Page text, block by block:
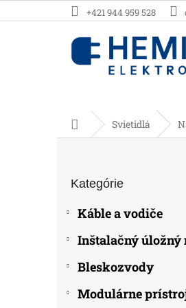
na
+421 944 959 528
DomovSvietidlá
kategórie
Kategórie
Káble a vodiče
Inštalačný úložný
Bleskozvody
Modulárne